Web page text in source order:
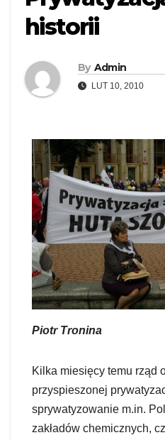
historii
By Admin
LUT 10, 2010
Piotr Tronina
Kilka miesięcy temu rząd
przyspieszonej
sprywatyzowanie m.in.
zakładów chemicznych,